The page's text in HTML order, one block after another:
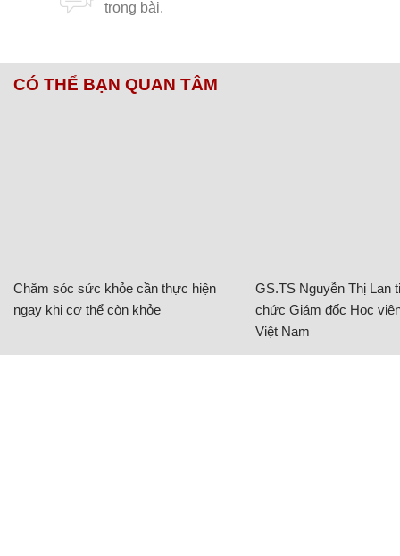
CÓ THỂ BẠN QUAN TÂM
Chăm sóc sức khỏe cần thực hiện
ngay khi cơ thể còn khỏe
GS.TS Nguyễn Thị Lan
chức Giám đốc Học
Việt Nam